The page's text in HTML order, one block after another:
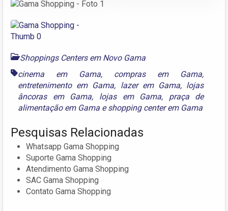
Shoppings Centers em Novo Gama
cinema em Gama, compras em Gama,
entretenimento em Gama, lazer em Gama, lojas
âncoras em Gama, lojas em Gama, praça de
alimentação em Gama eshopping center em Gama
Pesquisas Relacionadas
Whatsapp Gama Shopping
Suporte Gama Shopping
Atendimento Gama Shopping
SAC Gama Shopping
Contato Gama Shopping